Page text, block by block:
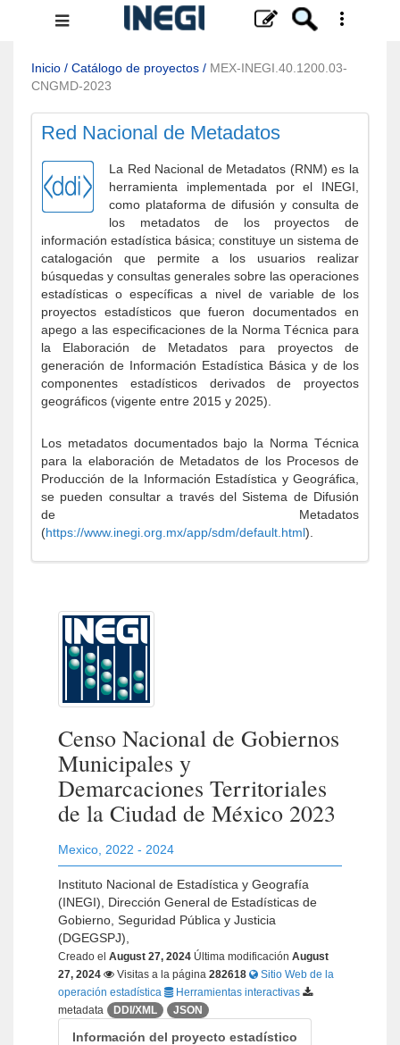
Menú
navegación
Inicio / Catálogo de proyectos / MEX-INEGI.40.1200.03-
CNGMD-2023
Red Nacional de Metadatos
La Red Nacional de Metadatos (RNM) es la
herramienta implementada por el INEGI,
como plataforma de difusión y consulta de
los metadatos de los proyectos de
información estadística básica; constituye un sistema de
catalogación que permite a los usuarios realizar
búsquedas y consultas generales sobre las operaciones
estadísticas o específicas a nivel de variable de los
proyectos estadísticos que fueron documentados en
apego a las especificaciones de la Norma Técnica para
la Elaboración de Metadatos para proyectos de
generación de Información Estadística Básica y de los
componentes estadísticos derivados de proyectos
geográficos (vigente entre 2015 y 2025).
Los metadatos documentados bajo la Norma Técnica
para la elaboración de Metadatos de los Procesos de
Producción de la Información Estadística y Geográfica,
se pueden consultar a través del Sistema de Difusión
de Metadatos
(https://www.inegi.org.mx/app/sdm/default.html).
Censo Nacional de Gobiernos
Municipales y
Demarcaciones Territoriales
de la Ciudad de México 2023
Mexico 2022 - 2024
Instituto Nacional de Estadística y Geografía
(INEGI), Dirección General de Estadísticas de
Gobierno, Seguridad Pública y Justicia
(DGEGSPJ),
Creado el August 27, 2024 Última modificación August
27, 2024
Visitas a la página 282618
Sitio Web de la
operación estadística
Herramientas interactivas
metadata
DDI/XML JSON
Información del proyecto estadístico